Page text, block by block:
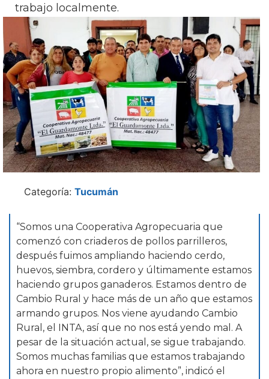
trabajo localmente.
Categoría: Tucumán
“Somos una Cooperativa Agropecuaria que
comenzó con criaderos de pollos parrilleros,
después fuimos ampliando haciendo cerdo,
huevos, siembra, cordero y últimamente estamos
haciendo grupos ganaderos. Estamos dentro de
Cambio Rural y hace más de un año que estamos
armando grupos. Nos viene ayudando Cambio
Rural, el INTA, así que no nos está yendo mal. A
pesar de la situación actual, se sigue trabajando.
Somos muchas familias que estamos trabajando
ahora en nuestro propio alimento”, indicó el